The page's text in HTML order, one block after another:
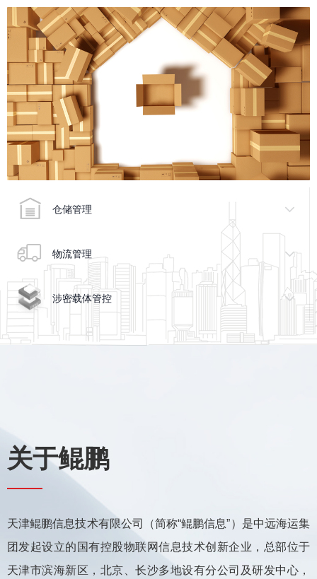
天津鲲鹏信息技术有限公司（简称“鲲鹏信息”）是中远海运集
团发起设立的国有控股物联网信息技术创新企业，总部位于
天津市滨海新区，北京、长沙多地设有分公司及研发中心，
关于鲲鹏
仓储管理
物流管理
涉密载体管控